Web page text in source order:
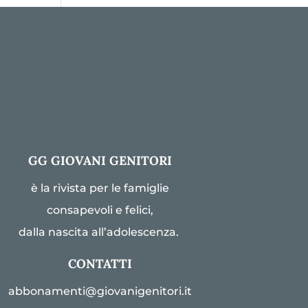
GG GIOVANI GENITORI
è la rivista per le famiglie
consapevoli e felici,
dalla nascita all’adolescenza.
CONTATTI
abbonamenti@giovanigenitori.it